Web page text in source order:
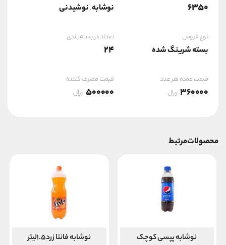
6350 نوشابه,نوشیدنی
نوع فروش
بسته شرینگ شده
تعداد در بسته بندی
24
قیمت عمده هر عدد
360000 ریال
قیمت مصرف کننده
500000 ریال
محصولات مرتبط
نوشابه پپسی کوچک نوشابه فانتا زرد۱.۵لیتر